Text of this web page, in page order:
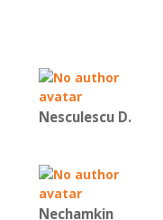
Nesculescu D.
Nechamkin